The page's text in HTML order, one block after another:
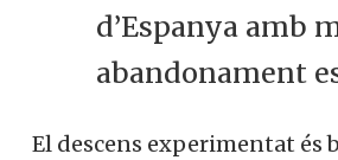
d’Espanya amb
abandonament
El descens experimentat és